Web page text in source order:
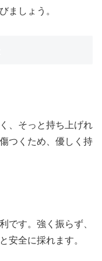
ましょう。
、そっと持ち上げれ
つくため、優しく持
です。強く振らず、
安全に採れます。